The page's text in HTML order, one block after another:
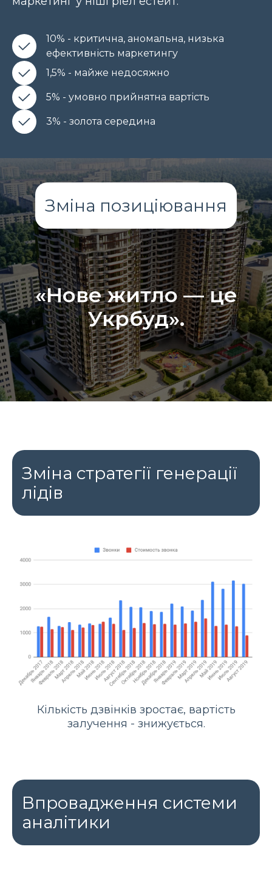
10% - критична, аномальна, низька
ефективність маркетингу
1,5% - майже недосяжно
5% - умовно прийнятна вартість
3% - золота середина
Зміна позиціювання
«Нове житло — це
Укрбуд».
Зміна стратегії генерації
лідів
Кількість дзвінків зростає, вартість
залучення - знижується.
Впровадження системи
аналітики